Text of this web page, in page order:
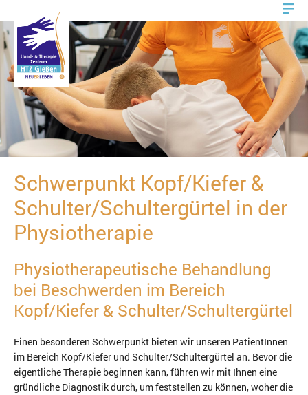
Schwerpunkt Kopf/Kiefer &
Schulter/Schultergürtel in der
Physiotherapie
Physiotherapeutische Behandlung
bei Beschwerden im Bereich
Kopf/Kiefer & Schulter/Schultergürtel
Einen besonderen Schwerpunkt bieten wir unseren PatientInnen
im Bereich Kopf/Kiefer und Schulter/Schultergürtel an. Bevor die
eigentliche Therapie beginnen kann, führen wir mit Ihnen eine
gründliche Diagnostik durch, um feststellen zu können, woher die